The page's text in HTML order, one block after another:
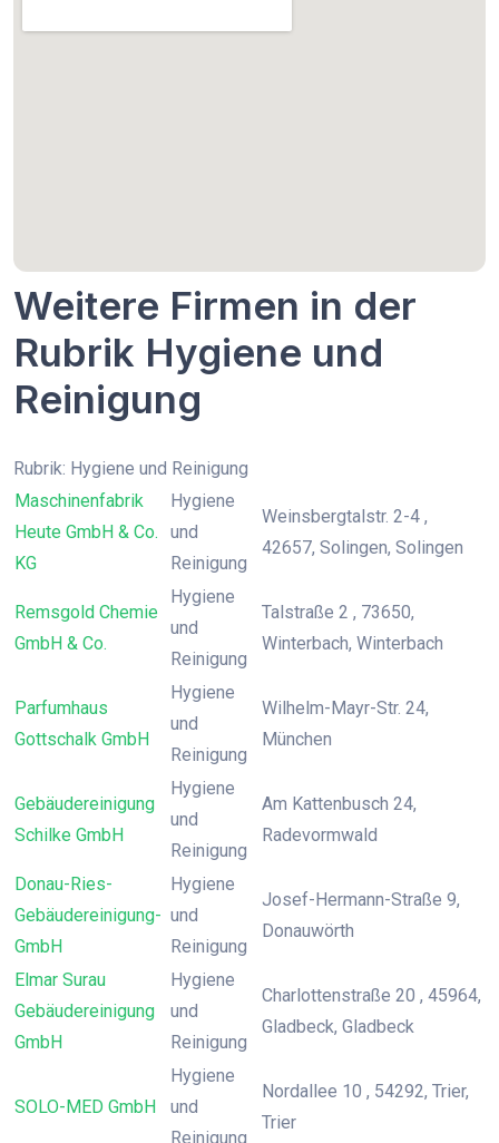
Weitere Firmen in der
Rubrik Hygiene und
Reinigung
Rubrik: Hygiene und Reinigung
Maschinenfabrik
Heute GmbH & Co.
KG
Hygiene
und
Reinigung
Weinsbergtalstr. 2-4 ,
42657, Solingen, Solingen
Remsgold Chemie
GmbH & Co.
Hygiene
und
Reinigung
Talstraße 2 , 73650,
Winterbach, Winterbach
Parfumhaus
Gottschalk GmbH
Hygiene
und
Reinigung
Wilhelm-Mayr-Str. 24,
München
Gebäudereinigung
Schilke GmbH
Hygiene
und
Reinigung
Am Kattenbusch 24,
Radevormwald
Donau-Ries-
Gebäudereinigung-
GmbH
Hygiene
und
Reinigung
Josef-Hermann-Straße 9,
Donauwörth
Elmar Surau
Gebäudereinigung
GmbH
Hygiene
und
Reinigung
Charlottenstraße 20 , 45964,
Gladbeck, Gladbeck
SOLO-MED GmbH
Hygiene
und
Reinigung
Nordallee 10 , 54292, Trier,
Trier